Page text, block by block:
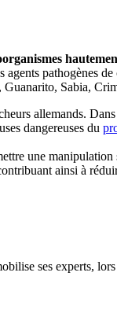
agents pathogènes
Sabia,
allemands.
dangereuses du
une
ainsi à
ses experts,